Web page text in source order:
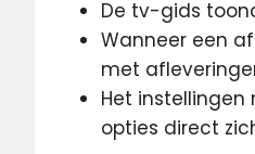
De tv-gids
Wanneer een
met
Het
opties direct